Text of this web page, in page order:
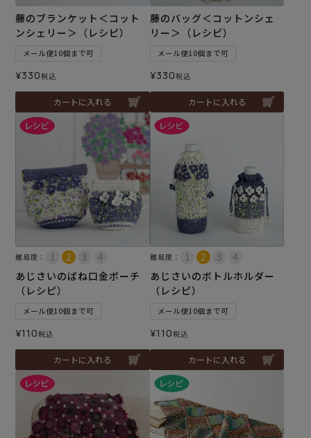
藤のブランケット＜コット
ンシェリー＞（レシピ）
メール便10個まで可
¥330税込
カートに入れる
藤のバッグ＜コットンシェ
リー＞（レシピ）
メール便10個まで可
¥330税込
カートに入れる
難易度：
あじさいのばね口金ポーチ
（レシピ）
メール便10個まで可
¥110税込
カートに入れる
難易度：
あじさいのボトルホルダー
（レシピ）
メール便10個まで可
¥110税込
カートに入れる